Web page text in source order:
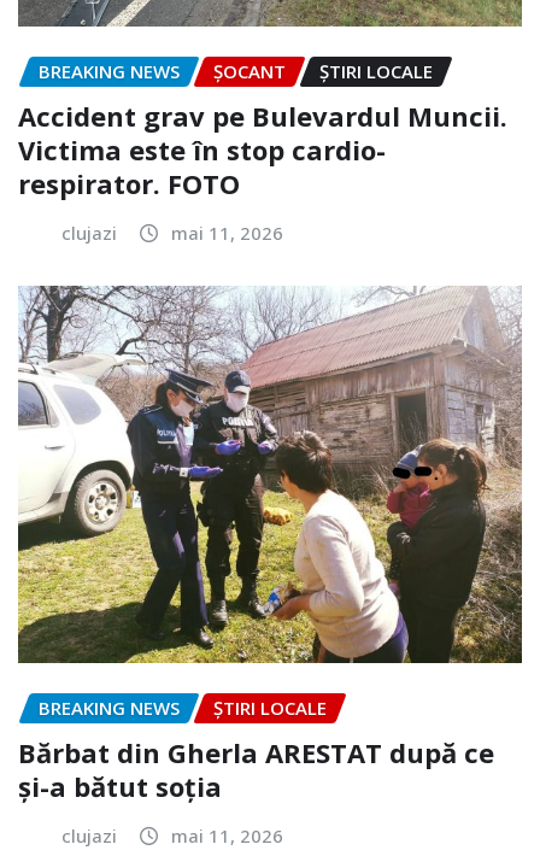
BREAKING NEWS ȘOCANT ȘTIRI LOCALE
Accident grav pe Bulevardul Muncii.
Victima este în stop cardio-
respirator. FOTO
clujazi mai 11, 2026
BREAKING NEWS ȘTIRI LOCALE
Bărbat din Gherla ARESTAT după ce
și-a bătut soția
clujazi mai 11, 2026